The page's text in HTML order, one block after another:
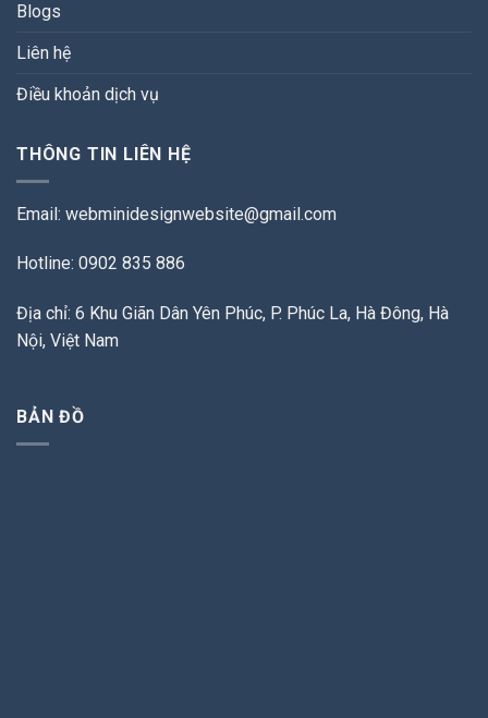
Blogs
Liên hệ
Điều khoản dịch vụ
THÔNG TIN LIÊN HỆ
Email: webminidesignwebsite@gmail.com
Hotline: 0902 835 886
Địa chỉ: 6 Khu Giãn Dân Yên Phúc, P. Phúc La, Hà Đông, Hà
Nội, Việt Nam
BẢN ĐỒ